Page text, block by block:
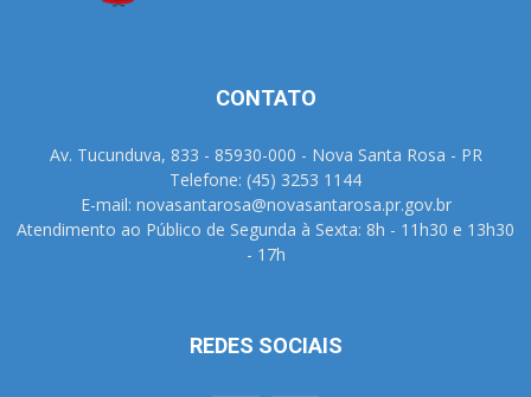
CONTATO
Av. Tucunduva, 833 - 85930-000 - Nova Santa Rosa - PR
Telefone: (45) 3253 1144
E-mail: novasantarosa@novasantarosa.pr.gov.br
Atendimento ao Público de Segunda à Sexta: 8h - 11h30 e 13h30
- 17h
REDES SOCIAIS